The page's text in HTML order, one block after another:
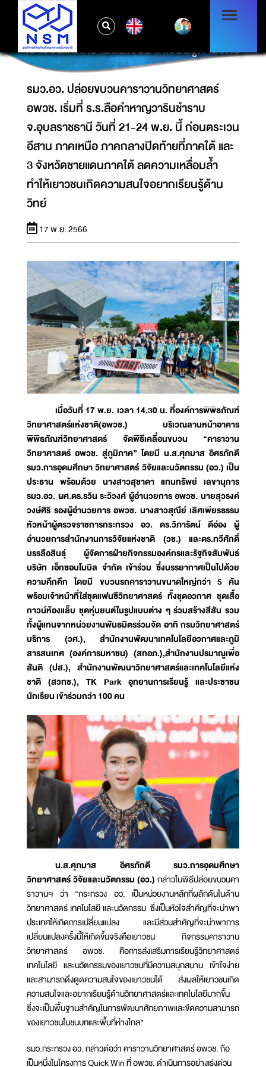
จ.อุบลราชธานี วันที่ 21-24 พ.ย. นี้ ก่อนตระเวน
อีสาน ภาคเหนือ ภาคกลางปิดท้ายที่ภาคใต้ และ 3
จังหวัดชายแดนภาคใต้ ลดความเหลื่อมล้ำ ทำให้
เยาวชนเกิดความสนใจอยากเรียนรู้ด้านวิทย์
รมว.อว. ปล่อยขบวนคาราวานวิทยาศาสตร์
อพวช. เริ่มที่ ร.ร.ลือคำหาญวารินชำราบ
จ.อุบลราชธานี วันที่ 21-24 พ.ย. นี้ ก่อนตระเวน
อีสาน ภาคเหนือ ภาคกลางปิดท้ายที่ภาคใต้ และ
3 จังหวัดชายแดนภาคใต้ ลดความเหลื่อมล้ำ
ทำให้เยาวชนเกิดความสนใจอยากเรียนรู้ด้าน
วิทย์
17 พ.ย. 2566
เมื่อวันที่ 17 พ.ย. เวลา 14.30 น. ที่องค์การพิพิธภัณฑ์
วิทยาศาสตร์แห่งชาติ(อพวช.) บริเวณลานหน้าอาคาร
พิพิธภัณฑ์วิทยาศาสตร์ จัดพิธีเคลื่อนขบวน “คาราวาน
วิทยาศาสตร์ อพวช. สู่ภูมิภาค” โดยมี น.ส.ศุภมาส อิศรภักดี
รมว.การอุดมศึกษา วิทยาศาสตร์ วิจัยและนวัตกรรม (อว.) เป็น
ประธาน พร้อมด้วย นางสาวสุชาดา แทนทรัพย์ เลขานุการ
รมว.อว. ผศ.ดร.รวิน ระวิวงศ์ ผู้อำนวยการ อพวช. นายสุวรงค์
วงษ์ศิริ รองผู้อำนวยการ อพวช. นางสาวสุณีย์ เลิศเพียรธรรม
หัวหน้าผู้ตรวจราชการกระทรวง อว. ดร.วิภารัตน์ ดีอ่อง ผู้
อำนวยการสำนักงานการวิจัยแห่งชาติ (วช.) และดร.ทวีศักดิ์
บรรลือสินธุ์ ผู้จัดการฝ่ายกิจกรรมองค์กรและรัฐกิจสัมพันธ์
บริษัท เอ็กซอนโมบิล จำกัด เข้าร่วม ซึ่งบรรยากาศเป็นไปด้วย
ความคึกคึก โดยมี ขบวนรถคาราวานขนาดใหญ่กว่า 5 คัน
พร้อมเจ้าหน้าที่ใส่ชุดแฟนซีวิทยาศาสตร์ ทั้งชุดอวกาศ ชุดเสื้อ
กาวน์ห้องแล็บ ชุดหุ่นยนต์ในรูปแบบต่าง ๆ ร่วมสร้างสีสัน รวม
ทั้งผู้แทนจากหน่วยงานพันธมิตรร่วมจัด อาทิ กรมวิทยาศาสตร์
บริการ (วศ.), สํานักงานพัฒนาเทคโนโลยีอวกาศและภูมิ
สารสนเทศ (องค์การมหาชน) (สทอภ.),สำนักงานปรมาณูเพื่อ
สันติ (ปส.), สำนักงานพัฒนาวิทยาศาสตร์และเทคโนโลยีแห่ง
ชาติ (สวทช.), TK Park อุทยานการเรียนรู้ และประชาชน
นักเรียน เข้าร่วมกว่า 100 คน
น.ส.ศุภมาส อิศรภักดี รมว.การอุดมศึกษา
วิทยาศาสตร์ วิจัยและนวัตกรรม (อว.) กล่าวในพิธีปล่อยขบวนคา
ราวานฯ ว่า “กระทรวง อว. เป็นหน่วยงานหลักที่ผลักดันในด้าน
วิทยาศาสตร์ เทคโนโลยี และนวัตกรรม ซึ่งเป็นหัวใจสำคัญที่จะนำพา
ประเทศให้เกิดการเปลี่ยนแปลง และมีส่วนสำคัญที่จะนำพาการ
เปลี่ยนแปลงครั้งนี้ให้เกิดขึ้นจริงคือเยาวชน กิจกรรมคาราวาน
วิทยาศาสตร์ อพวช. คือการส่งเสริมการเรียนรู้วิทยาศาสตร์
เทคโนโลยี และนวัตกรรมของเยาวชนที่มีความสนุกสนาน เข้าใจง่าย
และสามารถดึงดูดความสนใจของเยาวชนได้ ส่งผลให้เยาวชนเกิด
ความสนใจและอยากเรียนรู้ด้านวิทยาศาสตร์และเทคโนโลยีมากขึ้น
ซึ่งจะเป็นพื้นฐานสำคัญในการพัฒนาศักยภาพและขีดความสามารถ
ของเยาวชนในชนบทและพื้นที่ห่างไกล”
รมว.กระทรวง อว. กล่าวต่อว่า คาราวานวิทยาศาสตร์ อพวช. ถือ
เป็นหนึ่งในโครงการ Quick Win ที่ อพวช. ดำเนินการอย่างเร่งด่วน